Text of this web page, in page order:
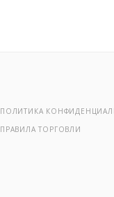
ПОЛИТИКА
ПРАВИЛА ТОРГОВЛИ